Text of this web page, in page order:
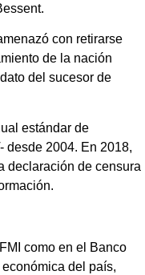
con retirarse
de la nación
del sucesor de
estándar de
desde 2004. En 2018,
declaración de censura
como en el Banco
del país,